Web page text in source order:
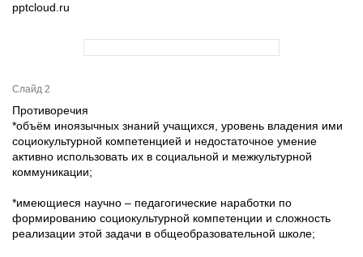
pptcloud.ru
Слайд 2
Противоречия
*объём иноязычных знаний учащихся, уровень владения ими
социокультурной компетенцией и недостаточное умение
активно использовать их в социальной и межкультурной
коммуникации;
*имеющиеся научно – педагогические наработки по
формированию социокультурной компетенции и сложность
реализации этой задачи в общеобразовательной школе;